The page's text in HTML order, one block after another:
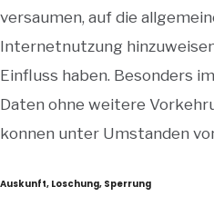
versaumen, auf die
Internetnutzung
Einfluss haben. Besonders
Daten ohne weitere
konnen unter Umstanden
Auskunft, Loschung, Sperrung